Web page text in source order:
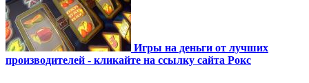
Игры на деньги от лучших
производителей - кликайте на ссылку сайта Рокс